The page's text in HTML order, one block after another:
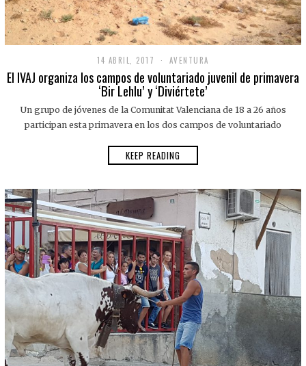
14 ABRIL, 2017 AVENTURA
El IVAJ organiza los campos de voluntariado juvenil de primavera
‘Bir Lehlu’ y ‘Diviértete’
Un grupo de jóvenes de la Comunitat Valenciana de 18 a 26 años
participan esta primavera en los dos campos de voluntariado
KEEP READING